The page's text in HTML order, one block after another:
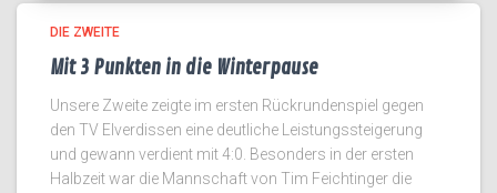
DIE ZWEITE
Mit 3 Punkten in die Winterpause
Unsere Zweite zeigte im ersten Rückrundenspiel gegen
den TV Elverdissen eine deutliche Leistungssteigerung
und gewann verdient mit 4:0. Besonders in der ersten
Halbzeit war die Mannschaft von Tim Feichtinger die